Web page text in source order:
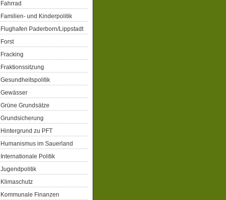
Fahrrad
Familien- und Kinderpolitik
Flughafen Paderborn/Lippstadt
Forst
Fracking
Fraktionssitzung
Gesundheitspolitik
Gewässer
Grüne Grundsätze
Grundsicherung
Hintergrund zu PFT
Humanismus im Sauerland
Internationale Politik
Jugendpolitik
Klimaschutz
Kommunale Finanzen